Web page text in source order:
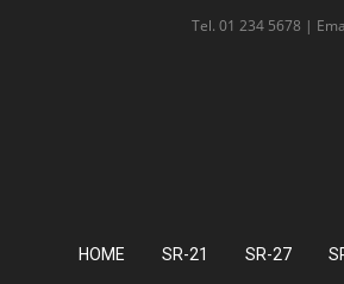
Tel. 01 234 5678 |
HOME SR-21 SR-27